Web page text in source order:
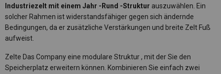
Industriezelt mit einem Jahr -Rund -Struktur auszuwählen. Ein
solcher Rahmen ist widerstandsfähiger gegen sich ändernde
Bedingungen, da er zusätzliche Verstärkungen und breite Zelt Fuß
aufweist.
Zelte Das Company eine modulare Struktur, mit der Sie den
Speicherplatz erweitern können. Kombinieren Sie einfach zwei